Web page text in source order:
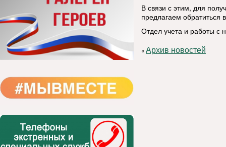
В связи с этим, для
предлагаем
Отдел учета и работы с
«Архив новостей